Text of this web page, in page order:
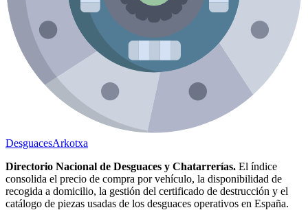
DesguacesArkotxa
Directorio Nacional de Desguaces y Chatarrerías. El índice
consolida el precio de compra por vehículo, la disponibilidad de
recogida a domicilio, la gestión del certificado de destrucción y el
catálogo de piezas usadas de los desguaces operativos en España.